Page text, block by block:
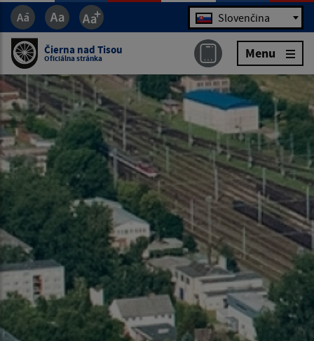
Jazyk Slovenčina
Čierna nad Tisou
Oficiálna stránka Menu